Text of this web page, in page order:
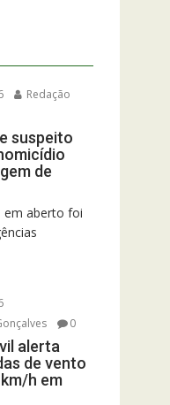
Redação
suspeito
de
em aberto foi
0
alerta
de vento
h em